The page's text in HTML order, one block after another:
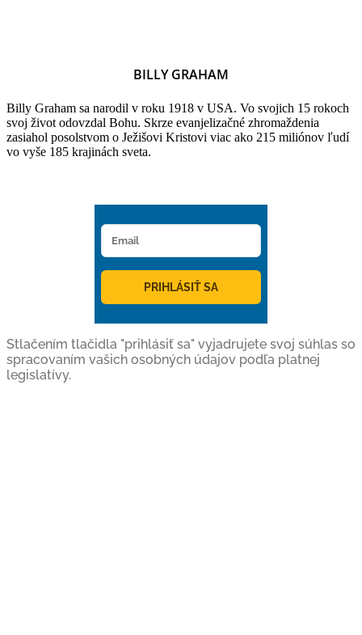
BILLY GRAHAM
Billy Graham sa narodil v roku 1918 v USA. Vo svojich 15 rokoch
svoj život odovzdal Bohu. Skrze evanjelizačné zhromaždenia
zasiahol posolstvom o Ježišovi Kristovi viac ako 215 miliónov ľudí
vo vyše 185 krajinách sveta.
PRIHLÁSIŤ SA
Stlačením tlačidla "prihlásiť sa" vyjadrujete svoj súhlas so
spracovaním vašich osobných údajov podľa platnej
legislatívy.